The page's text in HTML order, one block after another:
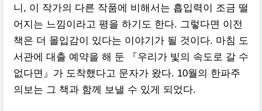
니, 이 작가의 다른 작품에 비해서는 흡입력이 조금 떨
어지는 느낌이라고 평을 하기도 한다. 그렇다면 이전
책은 더 몰입감이 있다는 이야기가 될 것이다. 마침 도
서관에 대출 예약을 해 둔 『우리가 빛의 속도로 갈 수
없다면』가 도착했다고 문자가 왔다. 10월의 한파주
의보는 그 책과 함께 보낼 수 있게 되었다.